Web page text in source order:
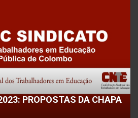
PROPOSTAS DA CHAPA